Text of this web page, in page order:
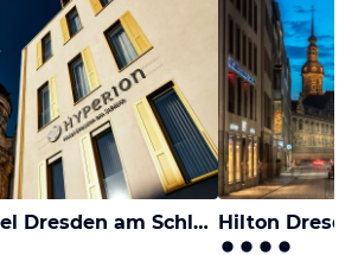
HYPERION Hotel Dresden am Schloss Hilton